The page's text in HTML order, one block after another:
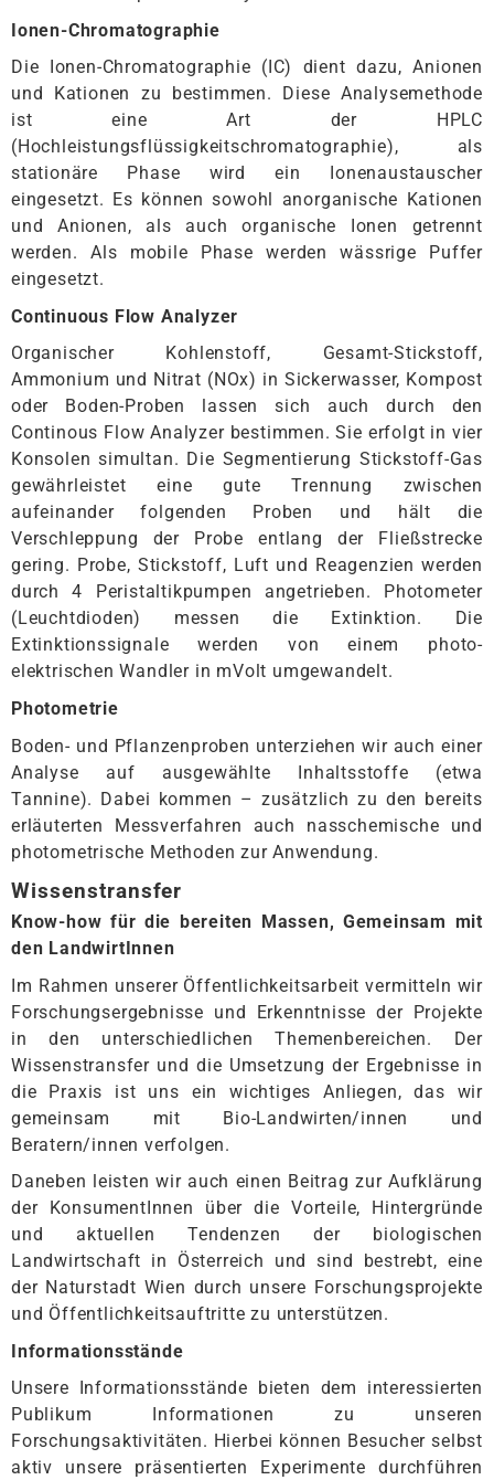
Ionen-Chromatographie
Die Ionen-Chromatographie (IC) dient dazu, Anionen
und Kationen zu bestimmen. Diese Analysemethode
ist eine Art der HPLC
(Hochleistungsflüssigkeitschromatographie), als
stationäre Phase wird ein Ionenaustauscher
eingesetzt. Es können sowohl anorganische Kationen
und Anionen, als auch organische Ionen getrennt
werden. Als mobile Phase werden wässrige Puffer
eingesetzt.
Continuous Flow Analyzer
Organischer Kohlenstoff, Gesamt-Stickstoff,
Ammonium und Nitrat (NOx) in Sickerwasser, Kompost
oder Boden-Proben lassen sich auch durch den
Continous Flow Analyzer bestimmen. Sie erfolgt in vier
Konsolen simultan. Die Segmentierung Stickstoff-Gas
gewährleistet eine gute Trennung zwischen
aufeinander folgenden Proben und hält die
Verschleppung der Probe entlang der Fließstrecke
gering. Probe, Stickstoff, Luft und Reagenzien werden
durch 4 Peristaltikpumpen angetrieben. Photometer
(Leuchtdioden) messen die Extinktion. Die
Extinktionssignale werden von einem photo-
elektrischen Wandler in mVolt umgewandelt.
Photometrie
Boden- und Pflanzenproben unterziehen wir auch einer
Analyse auf ausgewählte Inhaltsstoffe (etwa
Tannine). Dabei kommen – zusätzlich zu den bereits
erläuterten Messverfahren auch nasschemische und
photometrische Methoden zur Anwendung.
Wissenstransfer
Know-how für die bereiten Massen, Gemeinsam mit
den LandwirtInnen
Im Rahmen unserer Öffentlichkeitsarbeit vermitteln wir
Forschungsergebnisse und Erkenntnisse der Projekte
in den unterschiedlichen Themenbereichen. Der
Wissenstransfer und die Umsetzung der Ergebnisse in
die Praxis ist uns ein wichtiges Anliegen, das wir
gemeinsam mit Bio-Landwirten/innen und
Beratern/innen verfolgen.
Daneben leisten wir auch einen Beitrag zur Aufklärung
der KonsumentInnen über die Vorteile, Hintergründe
und aktuellen Tendenzen der biologischen
Landwirtschaft in Österreich und sind bestrebt, eine
der Naturstadt Wien durch unsere Forschungsprojekte
und Öffentlichkeitsauftritte zu unterstützen.
Informationsstände
Unsere Informationsstände bieten dem interessierten
Publikum Informationen zu unseren
Forschungsaktivitäten. Hierbei können Besucher selbst
aktiv unsere präsentierten Experimente durchführen